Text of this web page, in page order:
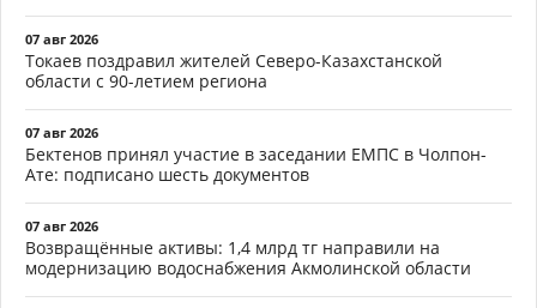
07 авг 2026
Токаев поздравил жителей Северо-Казахстанской
области с 90-летием региона
07 авг 2026
Бектенов принял участие в заседании ЕМПС в Чолпон-
Ате: подписано шесть документов
07 авг 2026
Возвращённые активы: 1,4 млрд тг направили на
модернизацию водоснабжения Акмолинской области